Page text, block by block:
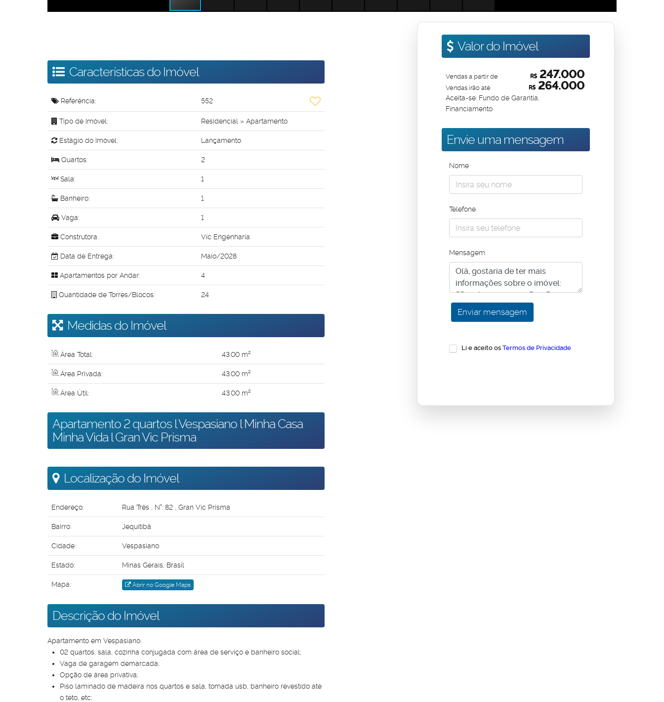
Valor do Imóvel
R$247.000
Vendas a partir de
R$264.000
Vendas irão até
Aceita-se: Fundo de Garantia,
Financiamento
Envie uma mensagem
Nome
Telefone
Mensagem
Li e aceito os Termos de Privacidade
Características do Imóvel
Referência: 552
Tipo de Imóvel: Residencial » Apartamento
Estágio do Imóvel: Lançamento
Quartos: 2
Sala: 1
Banheiro: 1
Vaga: 1
Construtora: Vic Engenharia
Data de Entrega: Maio/2028
Apartamentos por Andar: 4
Quantidade de Torres/Blocos: 24
Medidas do Imóvel
Área Total: 43.00 m²
Área Privada: 43.00 m²
Área Útil: 43.00 m²
Apartamento 2 quartos l Vespasiano l Minha Casa
Minha Vida l Gran Vic Prisma
Localização do Imóvel
Endereço: Rua Três N°: 82 Gran Vic Prisma
Bairro: Jequitibá
Cidade: Vespasiano
Estado: Minas Gerais, Brasil
Mapa: Abrir no Google Maps
Descrição do Imóvel
Apartamento em Vespasiano:
02 quartos, sala, cozinha conjugada com área de serviço e banheiro social;
Vaga de garagem demarcada;
Opção de área privativa;
Piso laminado de madeira nos quartos e sala, tomada usb, banheiro revestido até
o teto, etc;